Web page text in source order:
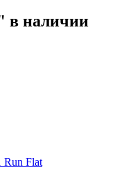
в наличии
Run Flat